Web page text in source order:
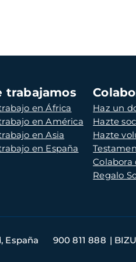
trabajamos
en África
en América
en Asia
en España
Haz un
Hazte
Hazte
Colabora
Regalo
España 900 811 888